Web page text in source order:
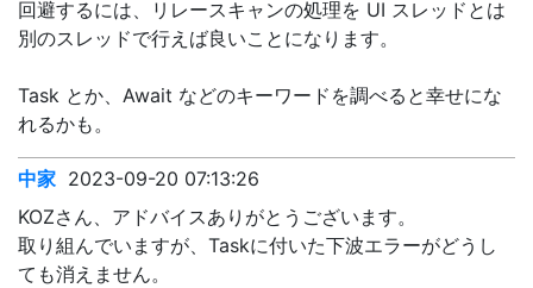
回避するには、リレースキャンの処理を UI スレッドとは
別のスレッドで行えば良いことになります。
Task とか、Await などのキーワードを調べると幸せにな
れるかも。
中家 2023-09-20 07:13:26
KOZさん、アドバイスありがとうございます。
取り組んでいますが、Taskに付いた下波エラーがどうし
ても消えません。